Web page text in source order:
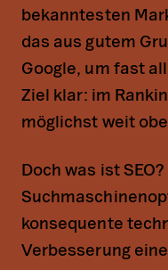
bekanntesten
das aus gutem
Google, um fast
Ziel klar: im
möglichst weit
Doch was ist SEO?
konsequente
Verbesserung